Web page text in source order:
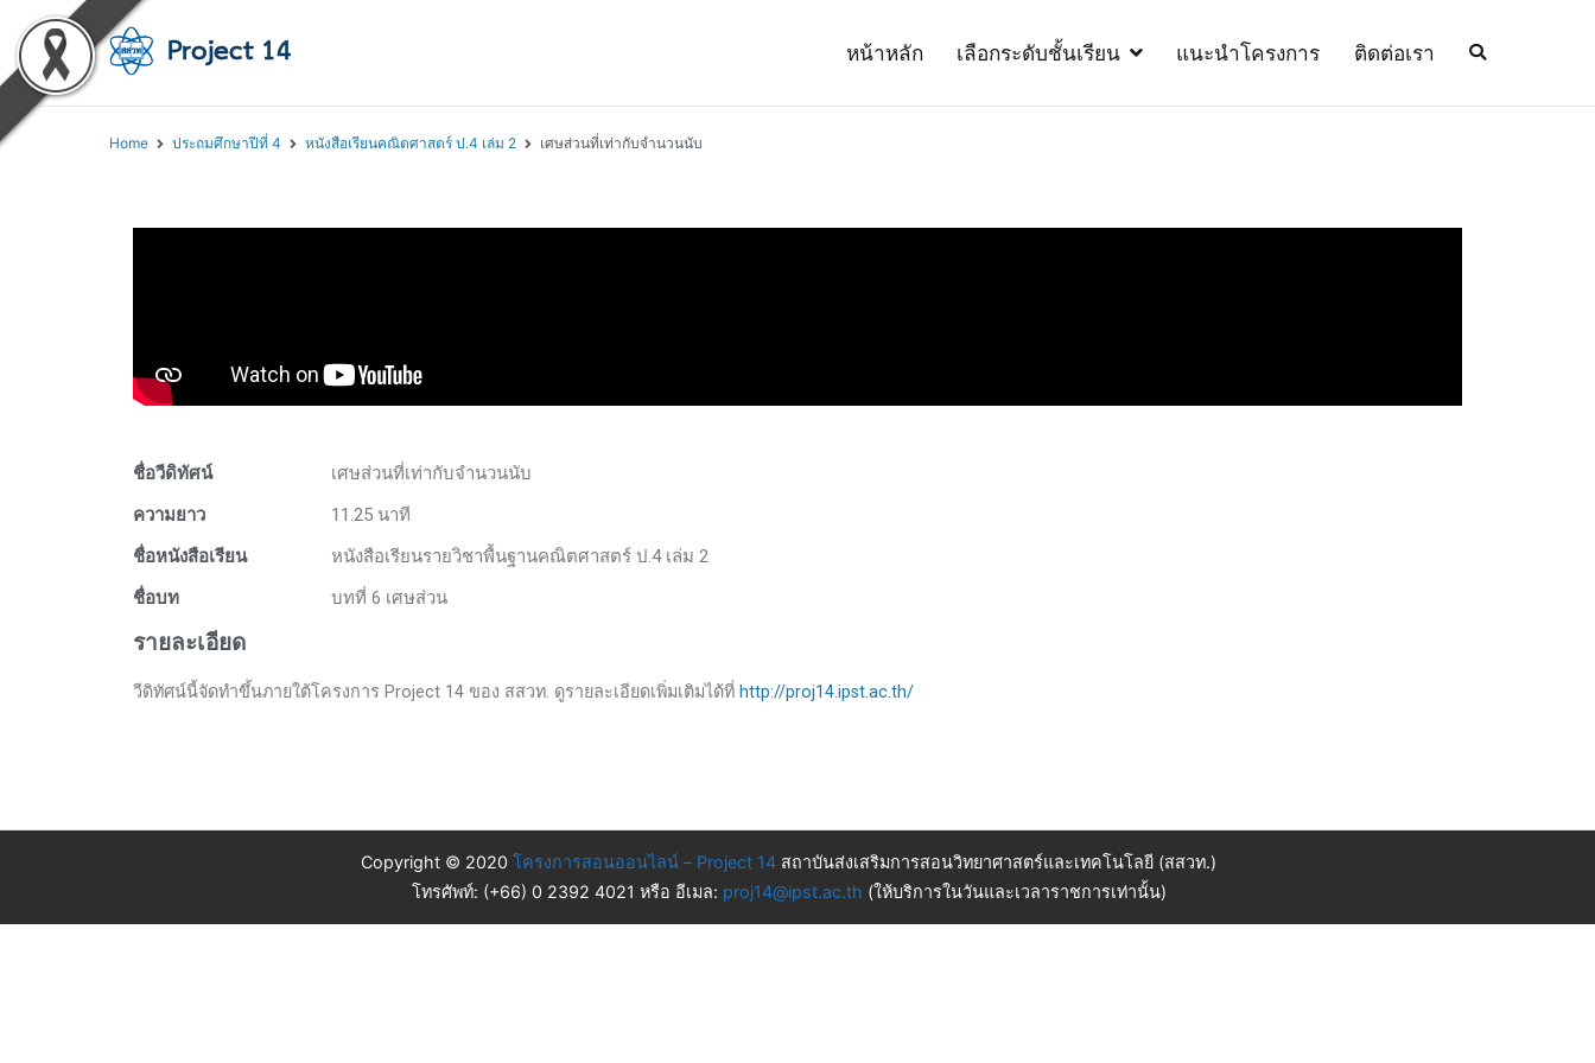
หน้าหลัก เลือกระดับชั้นเรียน แนะนำโครงการ ติดต่อเรา
Home ประถมศึกษาปีที่ 4 หนังสือเรียนคณิตศาสตร์ ป.4 เล่ม 2 เศษส่วนที่เท่ากับจำนวนนับ
ชื่อวีดิทัศน์
เศษส่วนที่เท่ากับจำนวนนับ
ความยาว
11.25 นาที
ชื่อหนังสือเรียน
หนังสือเรียนรายวิชาพื้นฐานคณิตศาสตร์ ป.4 เล่ม 2
ชื่อบท
บทที่ 6 เศษส่วน
รายละเอียด
วีดิทัศน์นี้จัดทำขึ้นภายใต้โครงการ Project 14 ของ สสวท. ดูรายละเอียดเพิ่มเติมได้ที่ http://proj14.ipst.ac.th/
Copyright © 2020 โครงการสอนออนไลน์ – Project 14 สถาบันส่งเสริมการสอนวิทยาศาสตร์และเทคโนโลยี (สสวท.)
โทรศัพท์: (+66) 0 2392 4021 หรือ อีเมล: proj14@ipst.ac.th (ให้บริการในวันและเวลาราชการเท่านั้น)